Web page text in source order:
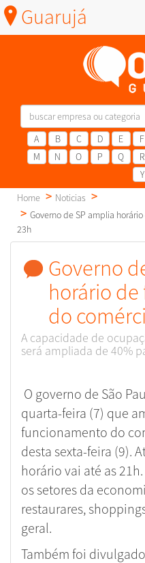
Guarujá
A B C D E F
M
N O P Q R
Y
Home
Noticias
Governo de SP amplia
23h
Governo
horário
do
A capacidade de
será ampliada de 40%
O governo de São
quarta-feira (7) que
funcionamento do
desta sexta-feira (9).
horário vai até as
os setores da
restaurares,
geral.
Também foi